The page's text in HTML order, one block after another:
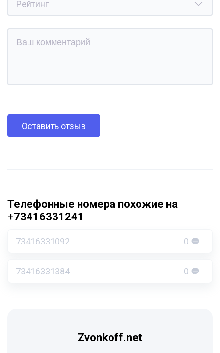
Оставить отзыв
Телефонные номера похожие на
+73416331241
73416331092 0
73416331384 0
Zvonkoff.net